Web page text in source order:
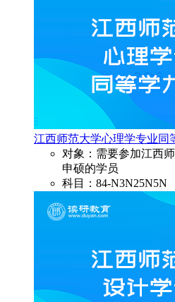
江西师范大学心理学专业同
对象：需要参加江西
申硕的学员
科目：84-N3N25N5N